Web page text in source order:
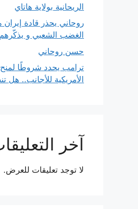
الريحانية بولاية هاتاي
روحاني يحذر قادة
الغضب الشعبي و
حسن روحاني
ترامب يحدد شروطًا لمنح
الأمريكية للأجانب.. هل
آخر
لا توجد تعليقات للعرض.